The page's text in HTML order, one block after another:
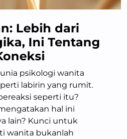
Lebih dari
Ini Tentang
psikologi wanita
labirin yang rumit.
seperti itu?
hal ini
lain? Kunci untuk
wanita bukanlah